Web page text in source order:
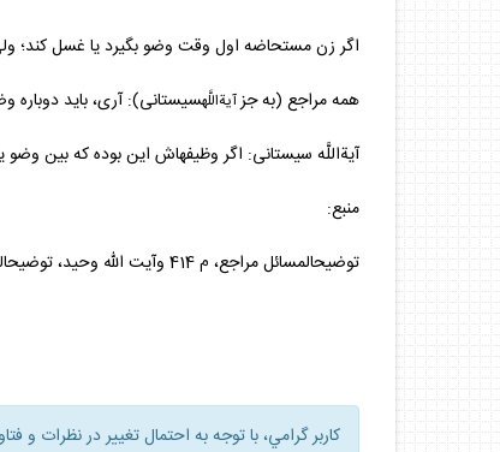
اگر زن مستحاضه اول وقت وضو بگيرد يا غسل كند؛ ولى
همه مراجع (به جزآيةاللَّهسيستانى): آرى، بايد دوباره
آيةاللَّه سيستانى: اگر وظيفه‏اش اين بوده كه بين وضو
منبع:
توضيح‏المسائل مراجع، م 414 وآيت الله وحيد، توضيح‏المسائل، م 420 وآيت الله مكارم، توضيح‏المسائل، م 415 و دفتر:آيت الله خامنه‏اى.
كاربر گرامي، با توجه به احتمال تغيير در نظرات و